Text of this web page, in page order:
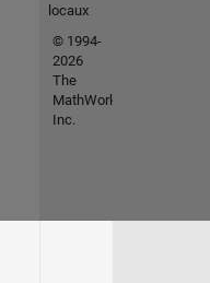
locaux
© 1994-
2026
The
MathWorks,
Inc.